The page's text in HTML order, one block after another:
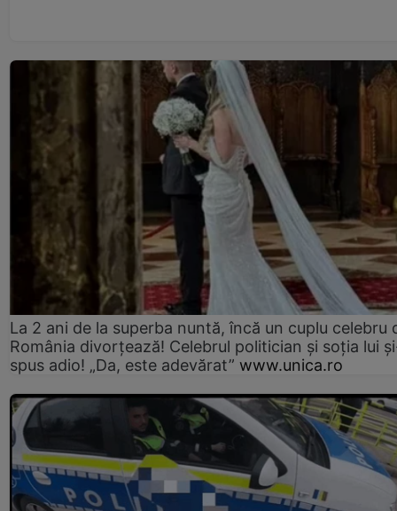
La 2 ani de la superba nuntă, încă un cuplu celebru
România divorțează! Celebrul politician și soția lui
spus adio! „Da, este adevărat” www.unica.ro